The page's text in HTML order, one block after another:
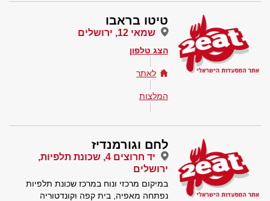
טיטו בראבו
שמאי 12, ירושלים
הצג טלפון
לאתר
המלצות
לחם וגורמנדיז
יד חרוצים 4, שכונת תלפיות,
ירושלים
במיקום מרכזי ונוח במרכז שכונת תלפיות
נפתחה מאפיה, בית קפה וקונדטוריה